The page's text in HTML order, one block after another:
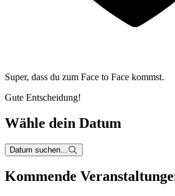
Super, dass du zum Face to Face kommst.
Gute Entscheidung!
Wähle dein Datum
Datum suchen...
Kommende